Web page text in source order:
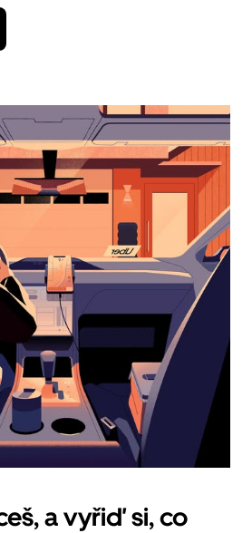
a vyřiď si, co